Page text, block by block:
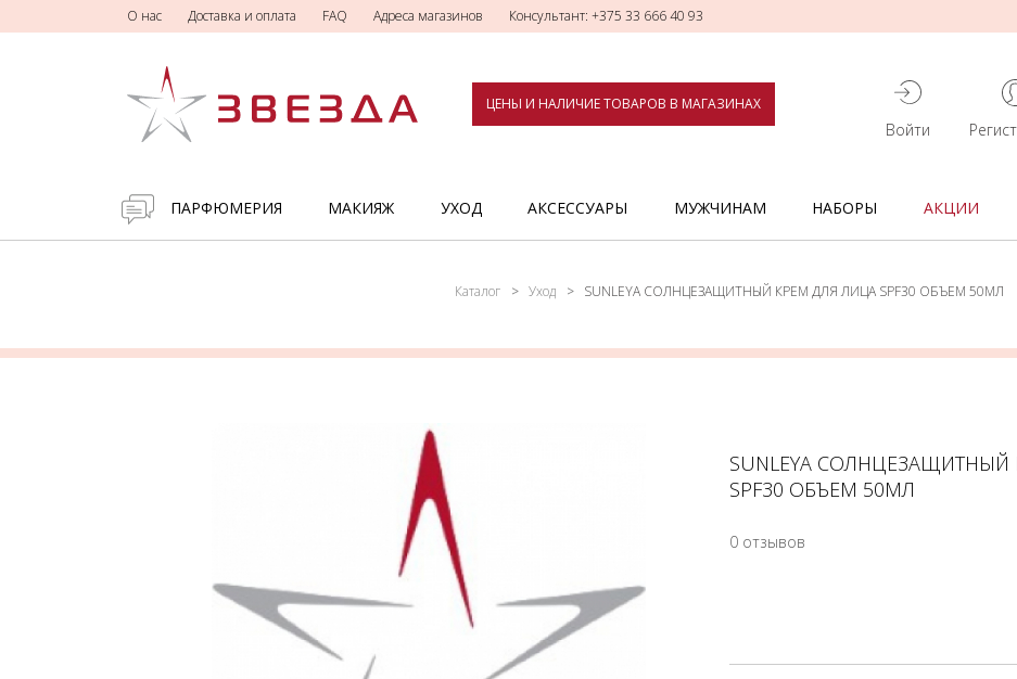
О нас Доставка и оплата FAQ Адреса магазинов Консультант: +375 33 666 40 93
ЦЕНЫ И НАЛИЧИЕ ТОВАРОВ В МАГАЗИНАХ
Войти
ПАРФЮМЕРИЯ МАКИЯЖ УХОД АКСЕССУАРЫ МУЖЧИНАМ НАБОРЫ АКЦИИ
Каталог Уход SUNLEYA СОЛНЦЕЗАЩИТНЫЙ КРЕМ ДЛЯ ЛИЦА SPF30 ОБЪЕМ 50МЛ
SUNLEYA
SPF30 ОБЪЕМ 50МЛ
0 отзывов